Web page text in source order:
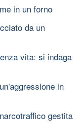
in un forno
da un
vita: si indaga
in
gestita